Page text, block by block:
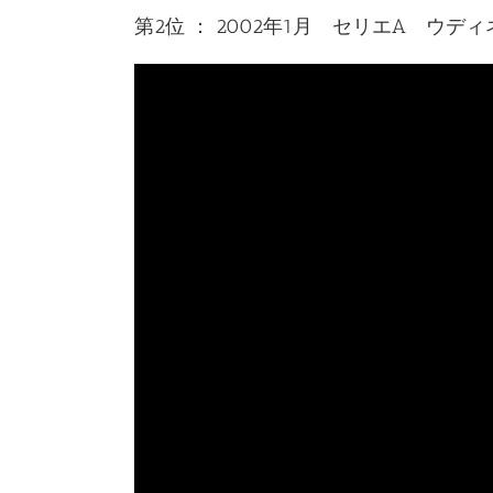
第2位 ： 2002年1月 セリエA ウディ